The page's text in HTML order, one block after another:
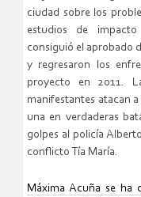
ciudad sobre los
estudios de impacto
consiguió el aprobado
y regresaron los
proyecto en 2011.
manifestantes atacan
una en verdaderas
golpes al policía
conflicto Tía María.
Máxima Acuña se ha